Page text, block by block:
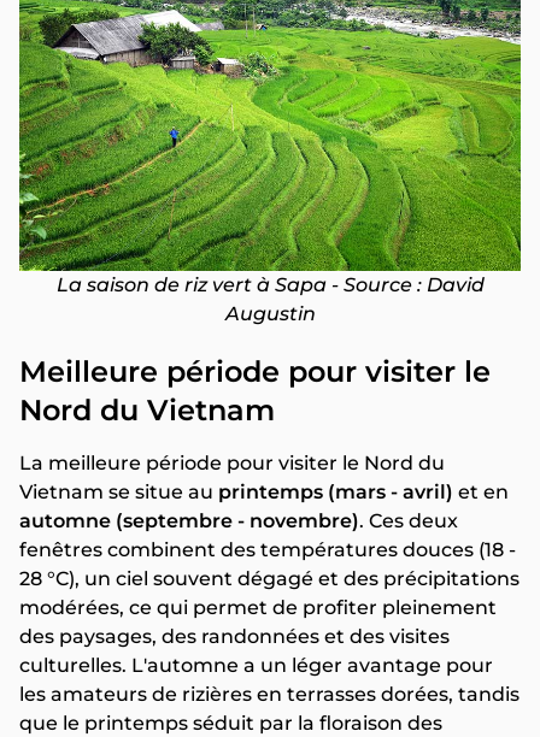
La saison de riz vert à Sapa - Source : David
Augustin
Meilleure période pour visiter le
Nord du Vietnam
La meilleure période pour visiter le Nord du
Vietnam se situe au printemps (mars - avril) et en
automne (septembre - novembre). Ces deux
fenêtres combinent des températures douces (18 -
28 °C), un ciel souvent dégagé et des précipitations
modérées, ce qui permet de profiter pleinement
des paysages, des randonnées et des visites
culturelles. L'automne a un léger avantage pour
les amateurs de rizières en terrasses dorées, tandis
que le printemps séduit par la floraison des